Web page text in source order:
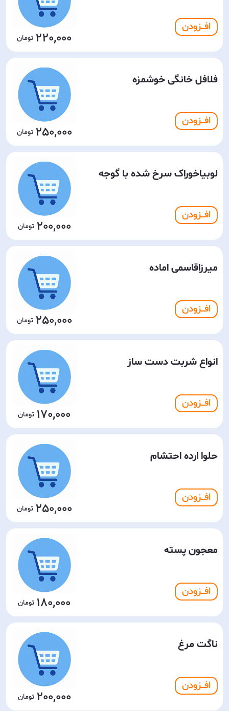
افـــزودن
220,000
فلافل خانگی خوشمزه
افـــزودن
250,000
لوبیاخوراک سرخ شده با گوجه
افـــزودن
200,000
میرزاقاسمی اماده
افـــزودن
250,000
انواع شربت دست ساز
افـــزودن
170,000
حلوا ارده احتشام
افـــزودن
250,000
معجون پسته
افـــزودن
180,000
ناگت مرغ
افـــزودن
200,000